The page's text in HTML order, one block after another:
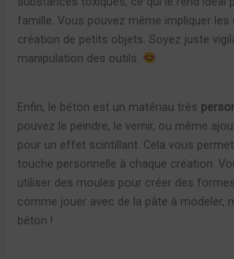
famille. Vous pouvez même impliquer les
création de petits objets. Soyez juste
manipulation des outils.
Enfin, le béton est un matériau très
pouvez le peindre, le vernir, ou même
pour un effet scintillant. Cela vous
touche personnelle à chaque création.
utiliser des moules pour créer des
comme jouer avec de la pâte à modeler,
béton !